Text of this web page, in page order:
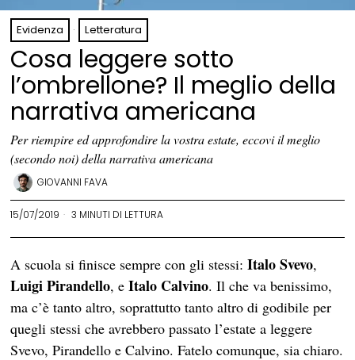
Evidenza · Letteratura
Cosa leggere sotto
l’ombrellone? Il meglio della
narrativa americana
Per riempire ed approfondire la vostra estate, eccovi il meglio
(secondo noi) della narrativa americana
GIOVANNI FAVA
15/07/2019 3 MINUTI DI LETTURA
A scuola si finisce sempre con gli stessi:Italo Svevo,
Luigi Pirandello, eItalo Calvino. Il che va benissimo,
ma c’è tanto altro, soprattutto tanto altro di godibile per
quegli stessi che avrebbero passato l’estate a leggere
Svevo, Pirandello e Calvino. Fatelo comunque, sia chiaro.